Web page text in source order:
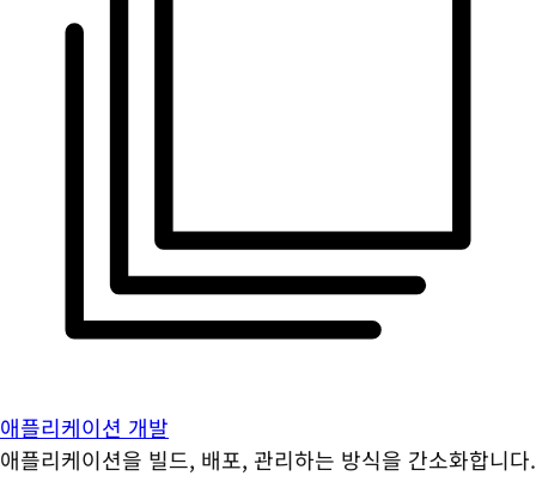
애플리케이션 개발
애플리케이션을 빌드, 배포, 관리하는 방식을 간소화합니다.